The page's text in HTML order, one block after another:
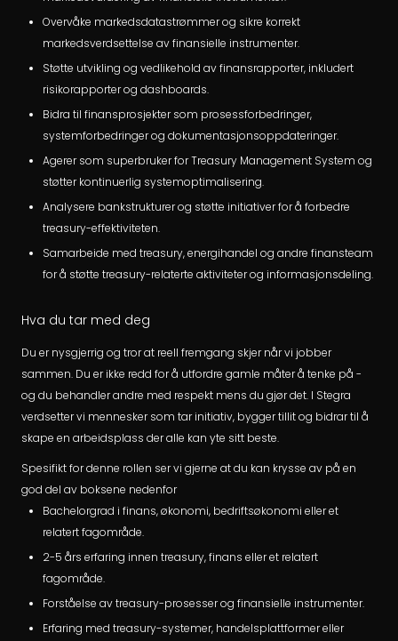
Overvåke markedsdatastrømmer og sikre korrekt
markedsverdsettelse av finansielle instrumenter.
Støtte utvikling og vedlikehold av finansrapporter, inkludert
risikorapporter og dashboards.
Bidra til finansprosjekter som prosessforbedringer,
systemforbedringer og dokumentasjonsoppdateringer.
Agerer som superbruker for Treasury Management System og
støtter kontinuerlig systemoptimalisering.
Analysere bankstrukturer og støtte initiativer for å forbedre
treasury-effektiviteten.
Samarbeide med treasury, energihandel og andre finansteam
for å støtte treasury-relaterte aktiviteter og informasjonsdeling.
Hva du tar med deg
Du er nysgjerrig og tror at reell fremgang skjer når vi jobber
sammen. Du er ikke redd for å utfordre gamle måter å tenke på -
og du behandler andre med respekt mens du gjør det. I Stegra
verdsetter vi mennesker som tar initiativ, bygger tillit og bidrar til å
skape en arbeidsplass der alle kan yte sitt beste.
Spesifikt for denne rollen ser vi gjerne at du kan krysse av på en
god del av boksene nedenfor
Bachelorgrad i finans, økonomi, bedriftsøkonomi eller et
relatert fagområde.
2-5 års erfaring innen treasury, finans eller et relatert
fagområde.
Forståelse av treasury-prosesser og finansielle instrumenter.
Erfaring med treasury-systemer, handelsplattformer eller